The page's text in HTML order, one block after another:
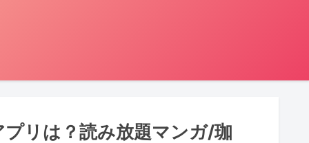
リは？読み放題マンガ/珈